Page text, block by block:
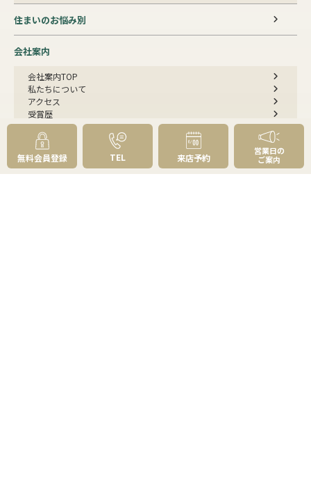
住まいのお悩み別
会社案内
会社案内TOP
私たちについて
アクセス
受賞歴
センチュリー21とは
スタッフ紹介
お客様の声
成約事例
スタッフブログ
無料会員登録 TEL 来店予約
営業日の
ご案内